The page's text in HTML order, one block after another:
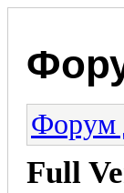
Форум
Full